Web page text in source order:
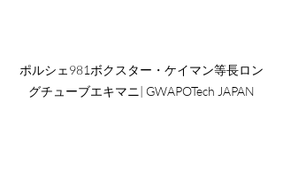
ポルシェ981ボクスター・ケイマン等長ロン
グチューブエキマニ| GWAPOTech JAPAN